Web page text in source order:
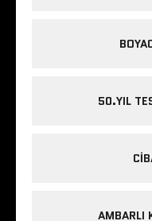
50.YIL
AMBARLI